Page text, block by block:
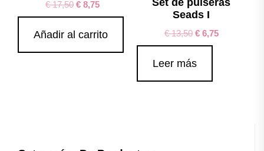
€17,50 € 8,75
Añadir al carrito
Set de pulseras
Seads I
€13,50 €6,75
Leer más